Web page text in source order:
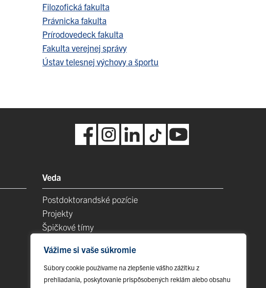
Vážime si vaše súkromie
Súbory cookie používame na zlepšenie vášho zážitku z
prehliadania, poskytovanie prispôsobených reklám alebo obsahu
Filozofická fakulta
Právnicka fakulta
Prírodovedeck fakulta
Fakulta verejnej správy
Ústav telesnej výchovy a športu
Veda
Postdoktorandské pozície
Projekty
Špičkové tímy
Vedecké parky
Evidencia publikačnej činnosti
Habilitačné a vymenúvacie konania